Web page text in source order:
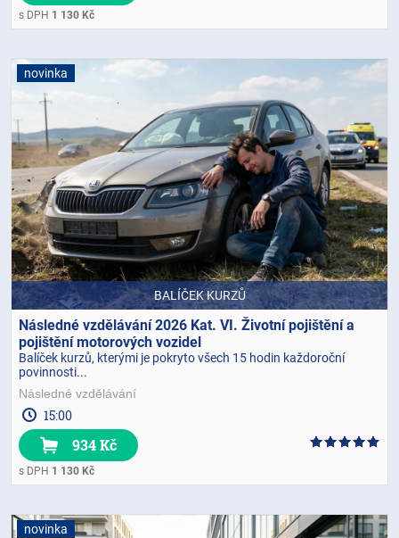
s DPH 1 130 Kč
novinka
BALÍČEK KURZŮ
Následné vzdělávání 2026 Kat. VI. Životní pojištění a
pojištění motorových vozidel
Balíček kurzů, kterými je pokryto všech 15 hodin každoroční
povinnosti...
Následné vzdělávání
15:00
934 Kč
s DPH 1 130 Kč
novinka